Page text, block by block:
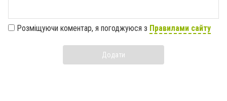
Розміщуючи коментар, я погоджуюся з Правилами сайту
Додати